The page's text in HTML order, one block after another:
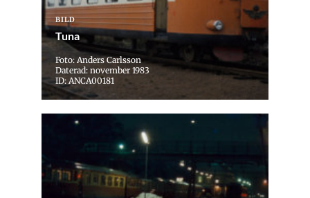
BILD
Tuna
Foto: Anders Carlsson
Daterad: november 1983
ID: ANCA00181